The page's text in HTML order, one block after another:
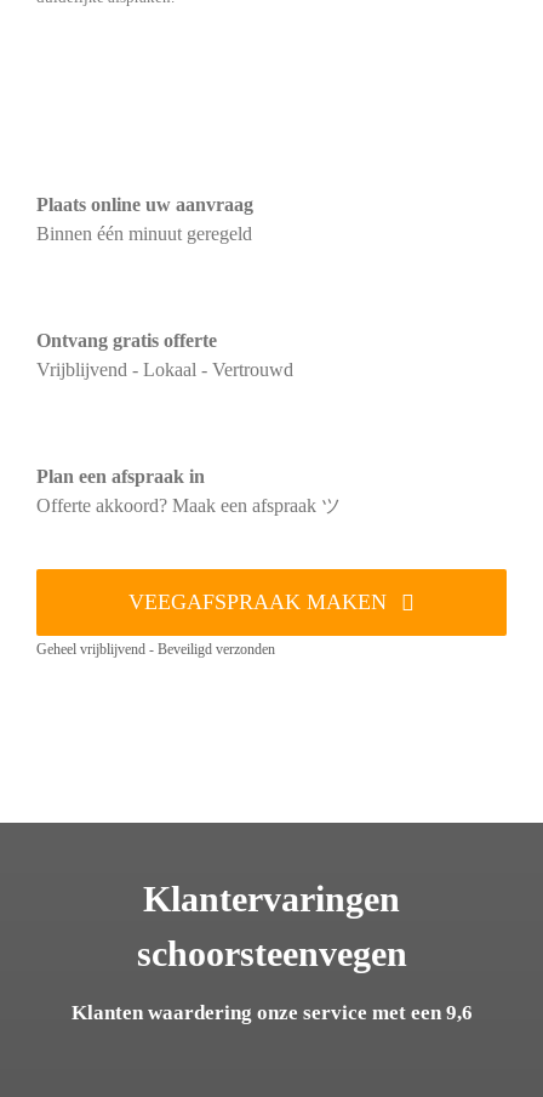
Plaats online uw aanvraag
Binnen één minuut geregeld
Ontvang gratis offerte
Vrijblijvend - Lokaal - Vertrouwd
Plan een afspraak in
Offerte akkoord? Maak een afspraak ツ
VEEGAFSPRAAK MAKEN
Geheel vrijblijvend - Beveiligd verzonden
Klantervaringen
schoorsteenvegen
Klanten waardering onze service met een 9,6